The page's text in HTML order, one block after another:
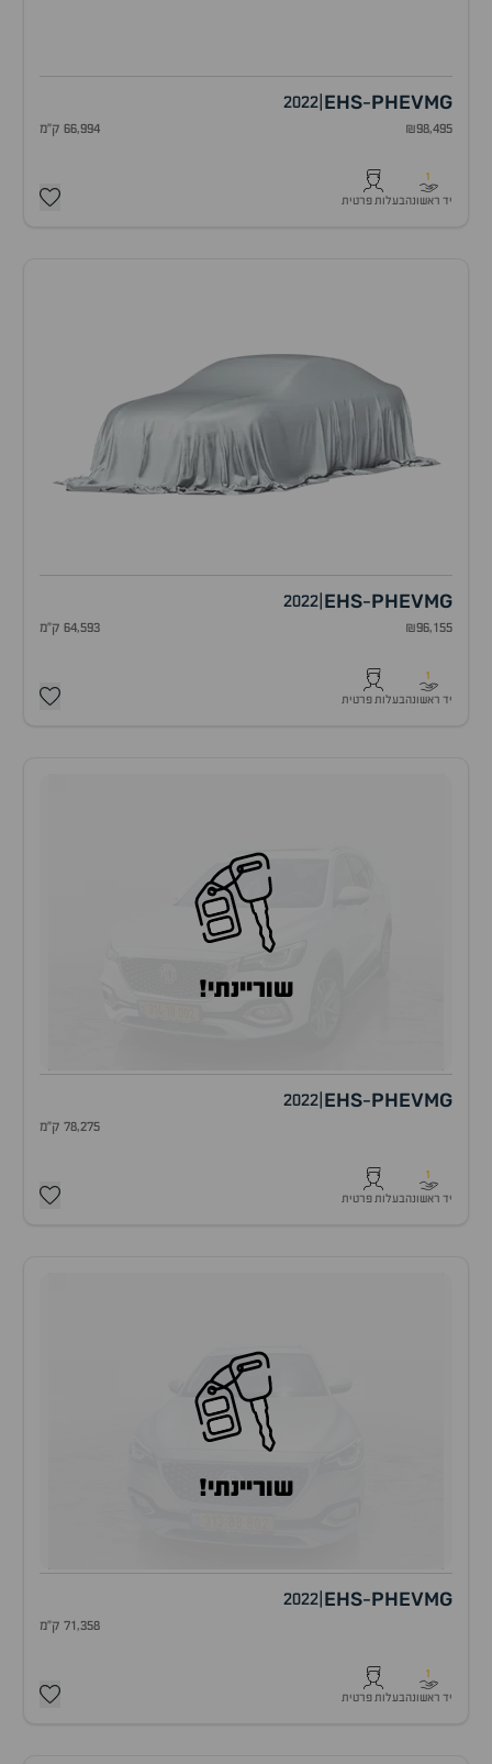
MG
EHS-PHEV
2022
₪98,495 66,994 ק"מ
1
יד ראשונהבעלות פרטית
MG
EHS-PHEV
2022
₪96,155 64,593 ק"מ
1
יד ראשונהבעלות פרטית
שוריינתי!
MG
EHS-PHEV
2022
78,275 ק"מ
1
יד ראשונהבעלות פרטית
שוריינתי!
MG
EHS-PHEV
2022
71,358 ק"מ
1
יד ראשונהבעלות פרטית